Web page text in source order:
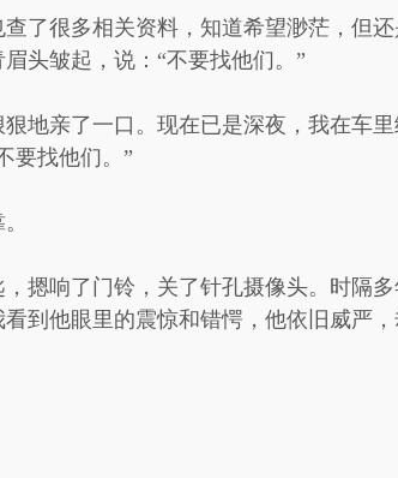
了很多相关资料，知道希望渺茫，但
头皱起，说：“不要找他们。”
地亲了一口。现在已是深夜，我在车
要找他们。”
摁响了门铃，关了针孔摄像头。时隔
到他眼里的震惊和错愕，他依旧威严